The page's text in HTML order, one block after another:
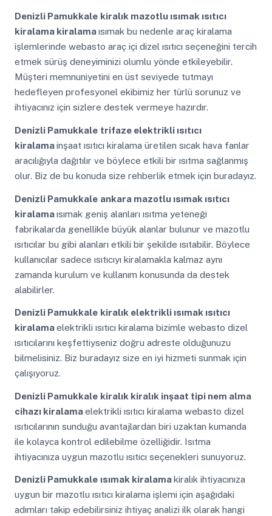
Denizli Pamukkale kiralık mazotlu ısımak ısıtıcı
kiralama kiralamaısımak bu nedenle araç kiralama
işlemlerinde webasto araç içi dizel ısıtıcı seçeneğini tercih
etmek sürüş deneyiminizi olumlu yönde etkileyebilir.
Müşteri memnuniyetini en üst seviyede tutmayı
hedefleyen profesyonel ekibimiz her türlü sorunuz ve
ihtiyacınız için sizlere destek vermeye hazırdır.
Denizli Pamukkale trifaze elektrikli ısıtıcı
kiralamainşaat ısıtıcı kiralama üretilen sıcak hava fanlar
aracılığıyla dağıtılır ve böylece etkili bir ısıtma sağlanmış
olur. Biz de bu konuda size rehberlik etmek için buradayız.
Denizli Pamukkale ankara mazotlu ısımak ısıtıcı
kiralamaısımak geniş alanları ısıtma yeteneği
fabrikalarda genellikle büyük alanlar bulunur ve mazotlu
ısıtıcılar bu gibi alanları etkili bir şekilde ısıtabilir. Böylece
kullanıcılar sadece ısıtıcıyı kiralamakla kalmaz aynı
zamanda kurulum ve kullanım konusunda da destek
alabilirler.
Denizli Pamukkale kiralık elektrikli ısımak ısıtıcı
kiralamaelektrikli ısıtıcı kiralama bizimle webasto dizel
ısıtıcılarını keşfettiyseniz doğru adreste olduğunuzu
bilmelisiniz. Biz buradayız size en iyi hizmeti sunmak için
çalışıyoruz.
Denizli Pamukkale kiralık kiralık inşaat tipi nem alma
cihazı kiralamaelektrikli ısıtıcı kiralama webasto dizel
ısıtıcılarının sunduğu avantajlardan biri uzaktan kumanda
ile kolayca kontrol edilebilme özelliğidir. Isıtma
ihtiyacınıza uygun mazotlu ısıtıcı seçenekleri sunuyoruz.
Denizli Pamukkale ısımak kiralama kiralık ihtiyacınıza
uygun bir mazotlu ısıtıcı kiralama işlemi için aşağıdaki
adımları takip edebilirsiniz ihtiyaç analizi ilk olarak hangi